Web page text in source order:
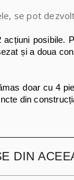
se pot
posibile.
și a doua
doar cu 4
din
DIN